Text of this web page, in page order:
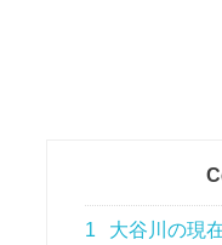
1 大谷川の現